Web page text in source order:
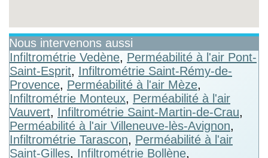
Nous intervenons aussi
Infiltrométrie Vedène, Perméabilité à l'air Pont-
Saint-Esprit, Infiltrométrie Saint-Rémy-de-
Provence, Perméabilité à l'air Mèze,
Infiltrométrie Monteux, Perméabilité à l'air
Vauvert, Infiltrométrie Saint-Martin-de-Crau,
Perméabilité à l'air Villeneuve-lès-Avignon,
Infiltrométrie Tarascon, Perméabilité à l'air
Saint-Gilles, Infiltrométrie Bollène,